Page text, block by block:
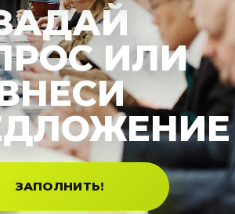
ИЛИ
ЗАПОЛНИТЬ!